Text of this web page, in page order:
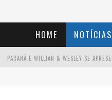
HOME NOTÍCIAS